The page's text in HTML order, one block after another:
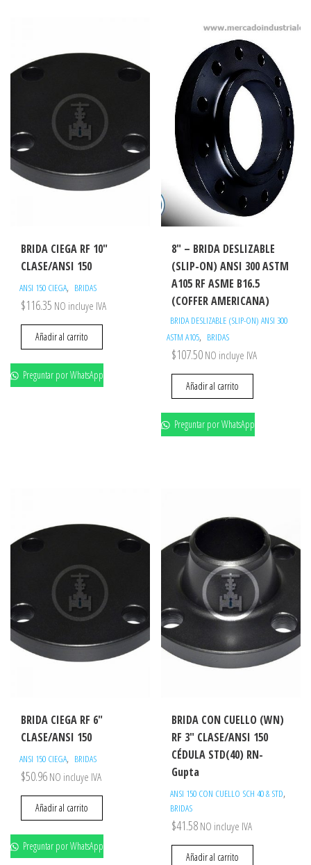
BRIDA CIEGA RF 10″
CLASE/ANSI 150
ANSI 150 CIEGA, BRIDAS
$116.35 NO incluye IVA
Añadir al carrito
Preguntar por WhatsApp
8″ – BRIDA DESLIZABLE
(SLIP-ON) ANSI 300 ASTM
A105 RF ASME B16.5
(COFFER AMERICANA)
BRIDA DESLIZABLE (SLIP-ON) ANSI 300
ASTM A105, BRIDAS
$107.50 NO incluye IVA
Añadir al carrito
Preguntar por WhatsApp
BRIDA CIEGA RF 6″
CLASE/ANSI 150
ANSI 150 CIEGA, BRIDAS
$50.96 NO incluye IVA
Añadir al carrito
Preguntar por WhatsApp
BRIDA CON CUELLO (WN)
RF 3″ CLASE/ANSI 150
CÉDULA STD(40) RN-
Gupta
ANSI 150 CON CUELLO SCH 40 & STD,
BRIDAS
$41.58 NO incluye IVA
Añadir al carrito